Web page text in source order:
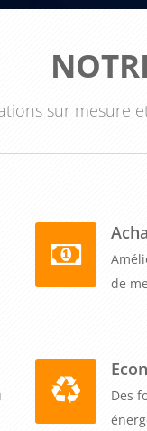
sur mesure
de
Des